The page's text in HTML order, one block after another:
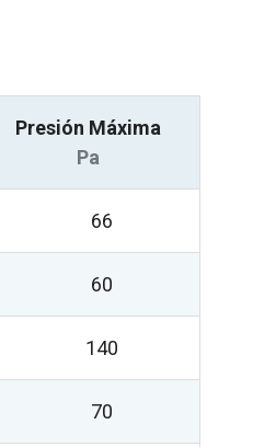
Presión Máxima
Pa
66
60
140
70